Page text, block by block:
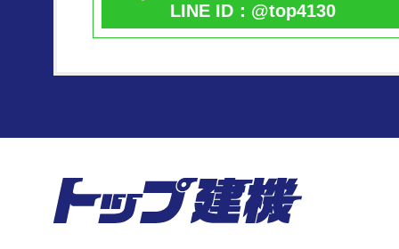
LINE ID：@top4130